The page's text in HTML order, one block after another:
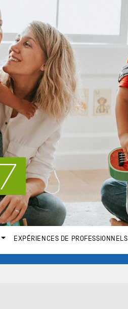
EXPÉRIENCES DE PROFESSIONNELS